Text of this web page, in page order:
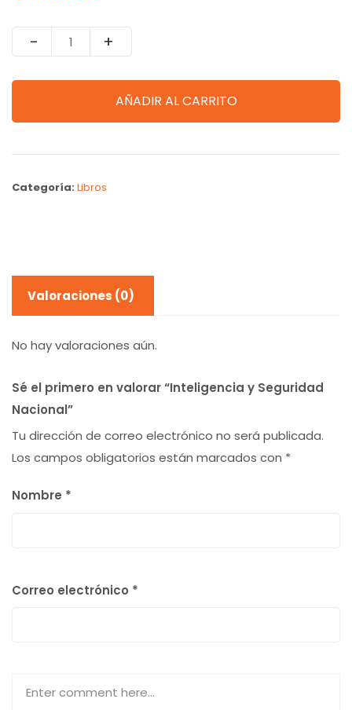
Quantity
AÑADIR AL CARRITO
Categoría: Libros
Valoraciones (0)
No hay valoraciones aún.
Sé el primero en valorar “Inteligencia y Seguridad
Nacional”
Tu dirección de correo electrónico no será publicada.
Los campos obligatorios están marcados con *
Nombre *
Correo electrónico *